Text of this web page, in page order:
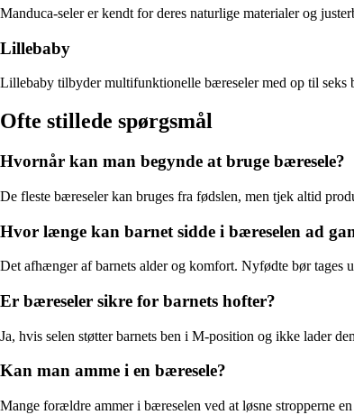
Manduca-seler er kendt for deres naturlige materialer og
Lillebaby
Lillebaby tilbyder multifunktionelle bæreseler med op til
Ofte stillede spørgsmål
Hvornår kan man begynde at bruge bæresele?
De fleste bæreseler kan bruges fra fødslen, men tjek altid
Hvor længe kan barnet sidde i bæreselen ad
Det afhænger af barnets alder og komfort. Nyfødte bør
Er bæreseler sikre for barnets hofter?
Ja, hvis selen støtter barnets ben i M-position og ikke lader
Kan man amme i en bæresele?
Mange forældre ammer i bæreselen ved at løsne stropperne